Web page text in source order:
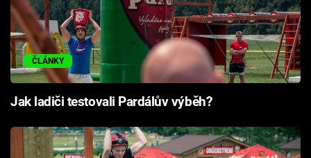
ČLÁNKY
Jak ladiči testovali Pardálův výběh?